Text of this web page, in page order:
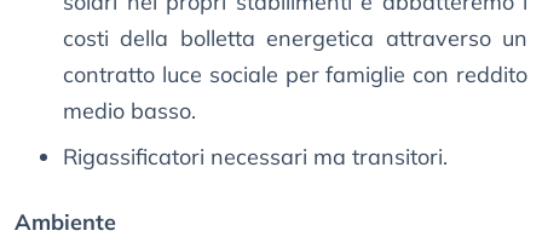
costi della bolletta energetica attraverso un
contratto luce sociale per famiglie con reddito
medio basso.
Rigassificatori necessari ma transitori.
Ambiente